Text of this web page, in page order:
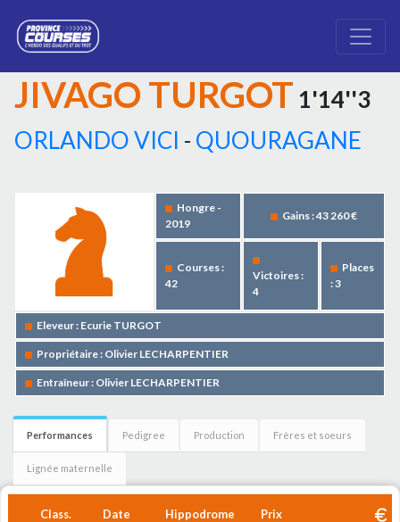
JIVAGO TURGOT 1'14''3
ORLANDO VICI - QUOURAGANE
Hongre -
2019
Gains : 43 260 €
Courses :
42
Victoires :
4
Places
: 3
Eleveur : Ecurie TURGOT
Propriétaire : Olivier LECHARPENTIER
Entraîneur : Olivier LECHARPENTIER
Performances Pedigree Production Frères et soeurs
Lignée maternelle
Class. Date Hippodrome Prix